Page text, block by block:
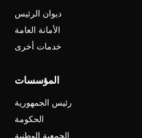
ديوان الرئيس
الأمانة العامة
خدمات أخرى
المؤسسات
رئيس الجمهورية
الحكومة
الجمعية الوطنية